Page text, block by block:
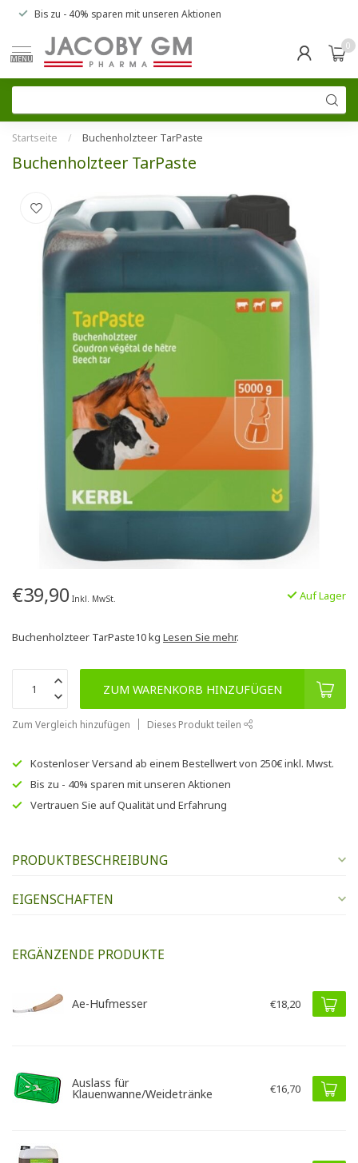
Bis zu - 40% sparen mit unseren Aktionen
MENU
0
Startseite / Buchenholzteer TarPaste
Buchenholzteer TarPaste
€39,90 Inkl. MwSt. Auf Lager
Buchenholzteer TarPaste10 kg Lesen Sie mehr.
ZUM WARENKORB HINZUFÜGEN
Zum Vergleich hinzufügen Dieses Produkt teilen
Kostenloser Versand ab einem Bestellwert von 250€inkl. Mwst.
Bis zu - 40% sparen mit unseren Aktionen
Vertrauen Sie aufQualität und Erfahrung
PRODUKTBESCHREIBUNG
EIGENSCHAFTEN
ERGÄNZENDE PRODUKTE
Ae-Hufmesser €18,20
Auslass für
Klauenwanne/Weidetränke €16,70